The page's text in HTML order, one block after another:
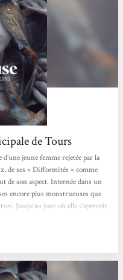
de Tours
jeune femme rejetée par la
de ses « Difformités » comme
de son aspect. Internée dans un
encore plus monstrueuses que
Jusqu’au jour où elle s’aperçoit
captivante au...